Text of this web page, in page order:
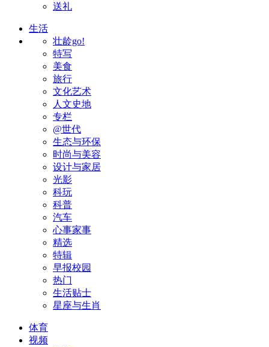
送礼
生活
壮龄go!
特写
美食
旅行
文化艺术
人文史地
专栏
@世代
生态与环保
时尚与美容
设计与家居
光影
科玩
科普
汽车
心事家事
精选
特辑
早报校园
热门
生活贴士
星座与生肖
体育
视频